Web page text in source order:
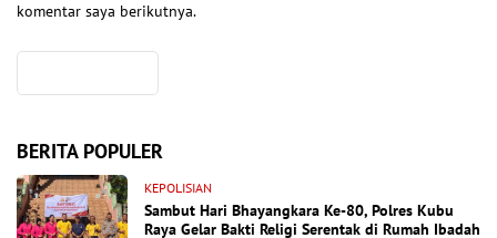
komentar saya berikutnya.
BERITA POPULER
KEPOLISIAN
Sambut Hari Bhayangkara Ke-80, Polres Kubu
Raya Gelar Bakti Religi Serentak di Rumah Ibadah